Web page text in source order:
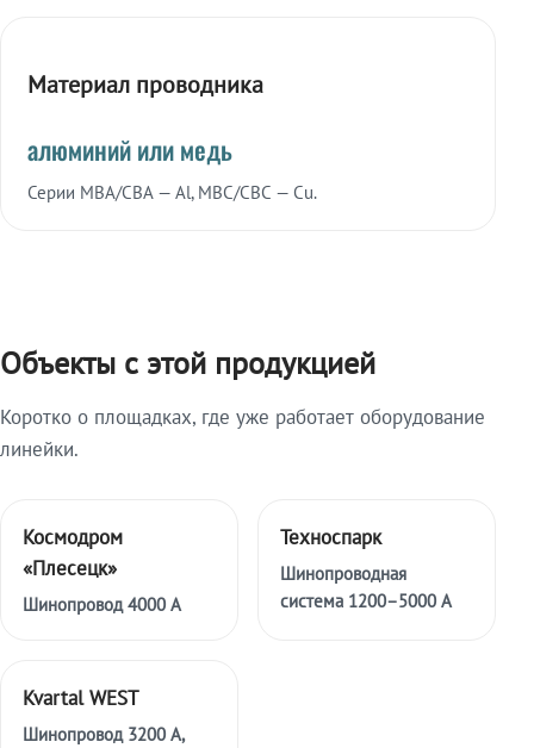
Материал проводника
алюминий или медь
Серии МВА/СВА — Al, МВС/СВС — Cu.
Объекты с этой продукцией
Коротко о площадках, где уже работает оборудование
линейки.
Космодром
«Плесецк»
Шинопровод 4000 А
Техноспарк
Шинопроводная
система 1200–5000 А
Kvartal WEST
Шинопровод 3200 А,